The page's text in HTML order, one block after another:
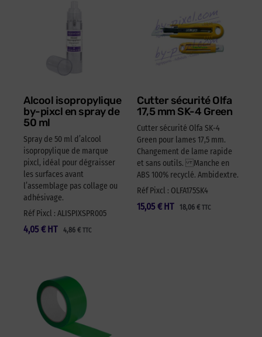
Alcool isopropylique
by-pixcl en spray de
50 ml
Spray de 50 ml d’alcool
isopropylique de marque
pixcl, idéal pour dégraisser
les surfaces avant
l’assemblage pas collage ou
adhésivage.
Réf Pixcl : ALISPIXSPR005
4,05 € 4,86 € TTC
HT
Cutter sécurité Olfa
17,5 mm SK-4 Green
Cutter sécurité Olfa SK-4
Green pour lames 17,5 mm.
Changement de lame rapide
et sans outils. Manche en
ABS 100% recyclé. Ambidextre.
Réf Pixcl : OLFA175SK4
15,05 € 18,06 € TTC
HT